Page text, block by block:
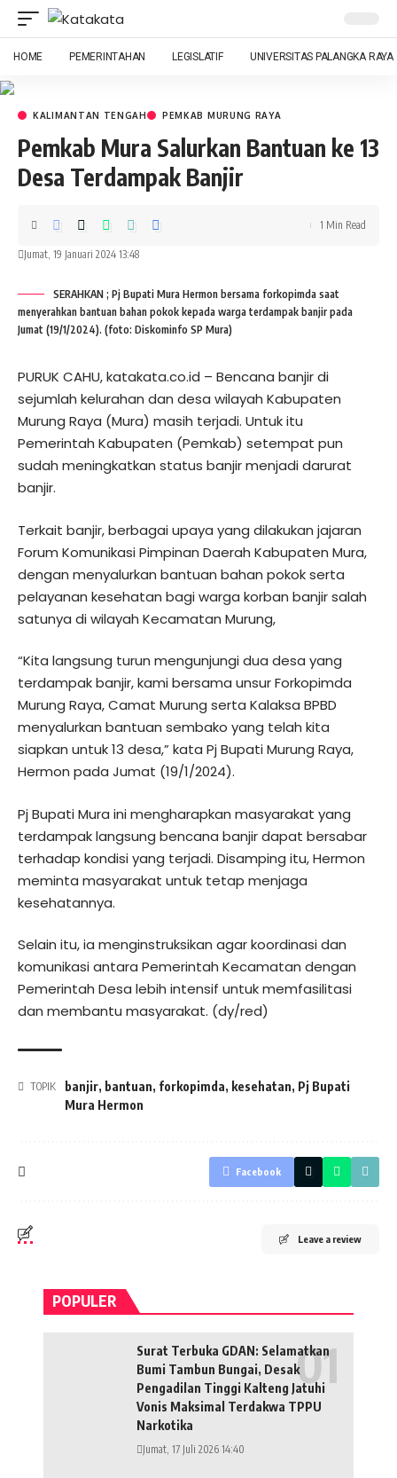
HOME PEMERINTAHAN LEGISLATIF UNIVERSITAS PALANGKA RAYA
KALIMANTAN TENGAH PEMKAB MURUNG RAYA
Pemkab Mura Salurkan Bantuan ke 13
Desa Terdampak Banjir
Jumat, 19 Januari 2024 13:48
1 Min Read
SERAHKAN ; Pj Bupati Mura Hermon bersama forkopimda saat
menyerahkan bantuan bahan pokok kepada warga terdampak banjir pada
Jumat (19/1/2024). (foto: Diskominfo SP Mura)
PURUK CAHU, katakata.co.id – Bencana banjir di
sejumlah kelurahan dan desa wilayah Kabupaten
Murung Raya (Mura) masih terjadi. Untuk itu
Pemerintah Kabupaten (Pemkab) setempat pun
sudah meningkatkan status banjir menjadi darurat
banjir.
Terkait banjir, berbagai upaya yang dilakukan jajaran
Forum Komunikasi Pimpinan Daerah Kabupaten Mura,
dengan menyalurkan bantuan bahan pokok serta
pelayanan kesehatan bagi warga korban banjir salah
satunya di wilayah Kecamatan Murung,
“Kita langsung turun mengunjungi dua desa yang
terdampak banjir, kami bersama unsur Forkopimda
Murung Raya, Camat Murung serta Kalaksa BPBD
menyalurkan bantuan sembako yang telah kita
siapkan untuk 13 desa,” kata Pj Bupati Murung Raya,
Hermon pada Jumat (19/1/2024).
Pj Bupati Mura ini mengharapkan masyarakat yang
terdampak langsung bencana banjir dapat bersabar
terhadap kondisi yang terjadi. Disamping itu, Hermon
meminta masyarakat untuk tetap menjaga
kesehatannya.
Selain itu, ia menginstruksikan agar koordinasi dan
komunikasi antara Pemerintah Kecamatan dengan
Pemerintah Desa lebih intensif untuk memfasilitasi
dan membantu masyarakat. (dy/red)
TOPIK banjir, bantuan, forkopimda, kesehatan, Pj Bupati
Mura Hermon
Facebook
Leave a review
POPULER
Surat Terbuka GDAN: Selamatkan
Bumi Tambun Bungai, Desak
Pengadilan Tinggi Kalteng Jatuhi
Vonis Maksimal Terdakwa TPPU
Narkotika
Jumat, 17 Juli 2026 14:40